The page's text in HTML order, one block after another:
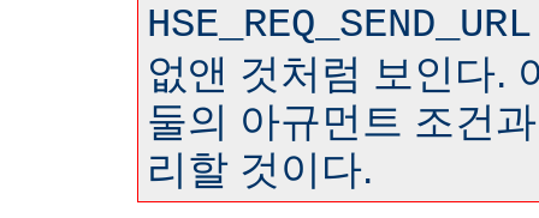
HSE_REQ_SEND_URL
없앤 것처럼 보인다.
둘의 아규먼트 조건
리할 것이다.